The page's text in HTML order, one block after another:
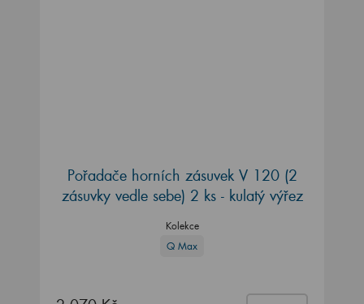
Pořadače horních zásuvek V 120 (2
zásuvky vedle sebe) 2 ks - kulatý výřez
Kolekce
Q Max